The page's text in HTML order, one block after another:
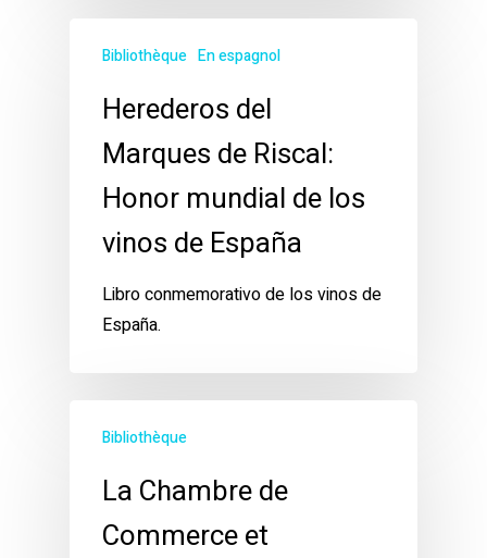
Bibliothèque En espagnol
Herederos del
Marques de Riscal:
Honor mundial de los
vinos de España
Libro conmemorativo de los vinos de
España.
Bibliothèque
La Chambre de
Commerce et